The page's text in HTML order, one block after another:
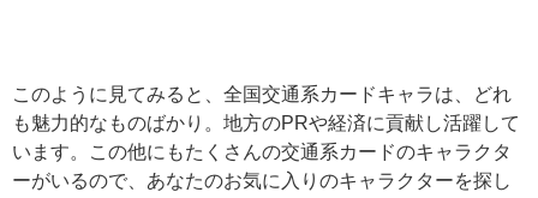
このように見てみると、全国交通系カードキャラは、どれ
も魅力的なものばかり。地方のPRや経済に貢献し活躍して
います。この他にもたくさんの交通系カードのキャラクタ
ーがいるので、あなたのお気に入りのキャラクターを探し